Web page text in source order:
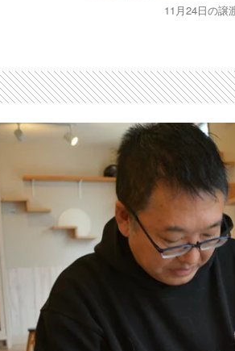
11月24日の譲